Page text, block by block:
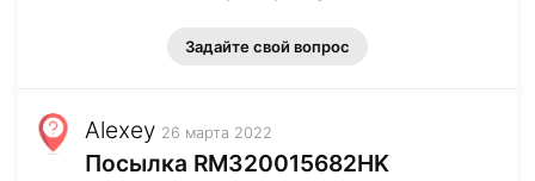
Задайте свой вопрос
Alexey 26 марта 2022
Посылка RM320015682HK